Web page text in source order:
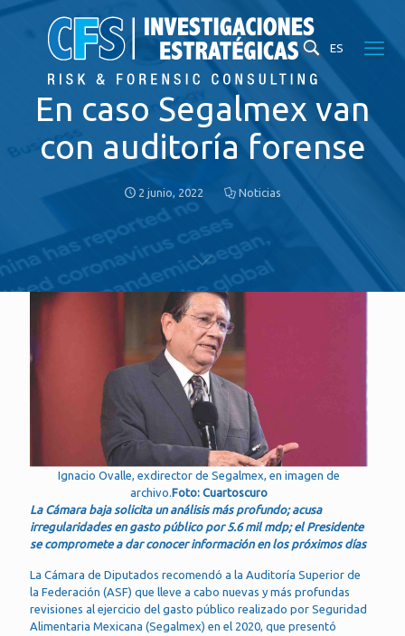
ES
En caso Segalmex van
con auditoría forense
2 junio, 2022 Noticias
Ignacio Ovalle, exdirector de Segalmex, en imagen de
archivo.Foto: Cuartoscuro
La Cámara baja solicita un análisis más profundo; acusa
irregularidades en gasto público por 5.6 mil mdp; el Presidente
se compromete a dar conocer información en los próximos días
La Cámara de Diputados recomendó a la Auditoría Superior de
la Federación (ASF) que lleve a cabo nuevas y más profundas
revisiones al ejercicio del gasto público realizado por Seguridad
Alimentaria Mexicana (Segalmex) en el 2020, que presentó